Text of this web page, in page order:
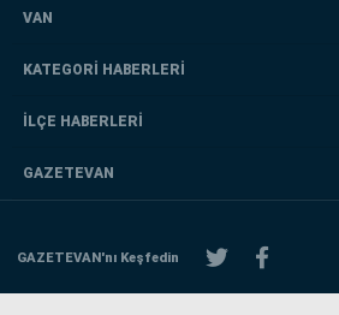
VAN
KATEGORİ HABERLERİ
İLÇE HABERLERİ
GAZETEVAN
GAZETEVAN'nı Keşfedin